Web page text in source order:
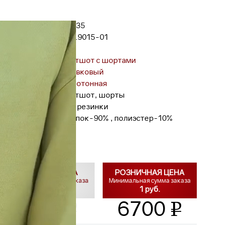
87635
155.9015-01
W
свитшот с шортами
Цвет:
оливковый
Фактура:
однотонная
Комплектация:
свитшот, шорты
без резинки
Состав:
хлопок-90% , полиэстер-10%
ОПТОВАЯ ЦЕНА
Минимальная сумма заказа
20 000 руб.
3750
РОЗНИЧНАЯ ЦЕНА
Минимальная сумма заказа
1 руб.
6700 v